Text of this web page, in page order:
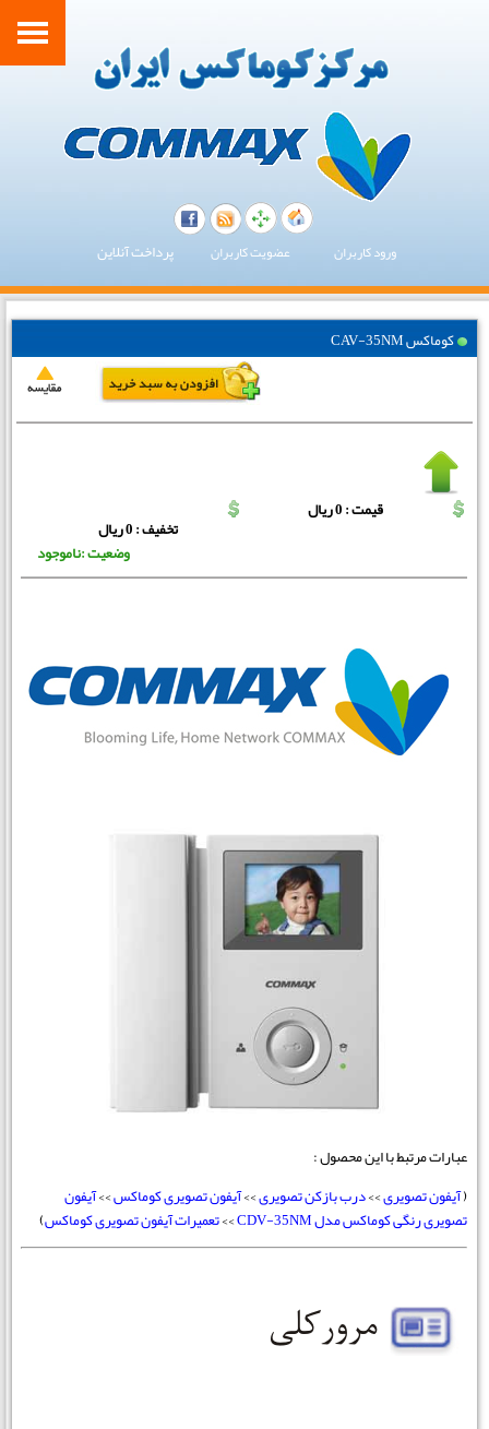
ورود کاربران عضویت کاربران پرداخت آنلاین
کوماکس CAV-35NM
قیمت : 0 ریال
تخفیف : 0 ریال
وضعیت :ناموجود
عبارات مرتبط با این محصول :
(آیفون تصویری>>درب بازکن تصویری>>آیفون تصویری کوماکس>>آیفون
تصویری رنگی کوماکس مدل CDV-35NM
>>تعمیرات آیفون تصویری کوماکس)